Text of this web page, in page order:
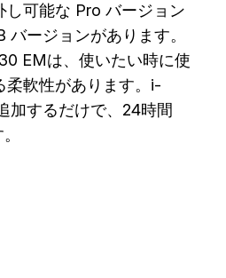
し可能な Pro バージョン
バージョンがあります。
EMは、使いたい時に使
柔軟性があります。i-
加するだけで、24時間